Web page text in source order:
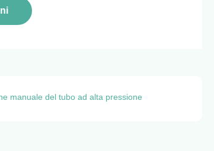
manuale del tubo ad alta pressione